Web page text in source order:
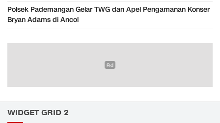
Polsek Pademangan Gelar TWG dan Apel Pengamanan Konser
Bryan Adams di Ancol
WIDGET GRID 2